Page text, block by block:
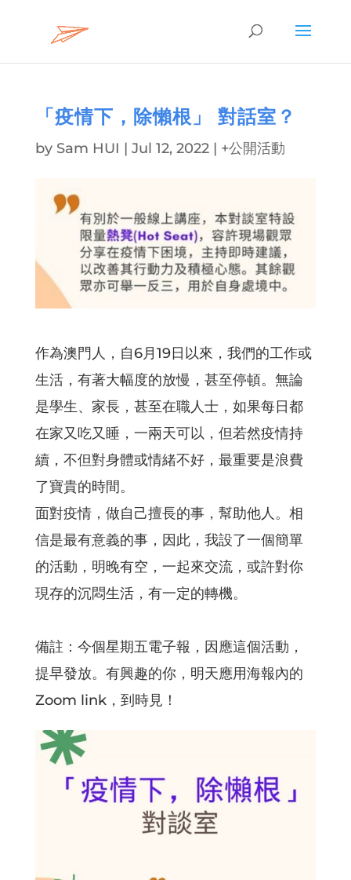
「疫情下，除懶根」 對話室？
by Sam HUI | Jul 12, 2022| +公開活動
作為澳門人，自6月19日以來，我們的工作或
生活，有著大幅度的放慢，甚至停頓。無論
是學生、家長，甚至在職人士，如果每日都
在家又吃又睡，一兩天可以，但若然疫情持
續，不但對身體或情緒不好，最重要是浪費
了寶貴的時間。
面對疫情，做自己擅長的事，幫助他人。相
信是最有意義的事，因此，我設了一個簡單
的活動，明晚有空，一起來交流，或許對你
現存的沉悶生活，有一定的轉機。
備註：今個星期五電子報，因應這個活動，
提早發放。有興趣的你，明天應用海報內的
Zoom link，到時見！